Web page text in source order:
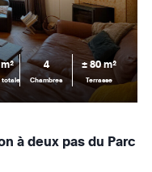
totale
4
Chambres
± 80 m²
Terrasse
à deux pas du Parc